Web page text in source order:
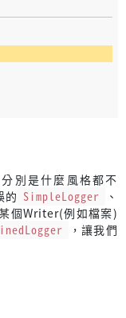
別是什麼風格都不
的 SimpleLogger
、
個Writer(例如檔案)
，讓我們